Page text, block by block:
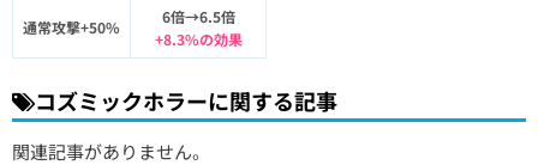
通常攻撃+50%
6倍→6.5倍
+8.3%の効果
コズミックホラーに関する記事
関連記事がありません。